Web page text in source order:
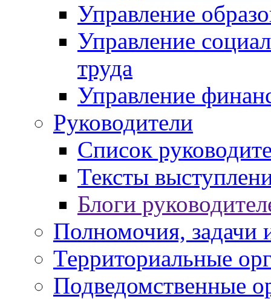
Управление
Управление
труда
Управление
Руководители
Список
Тексты
Блоги
Полномочия, задачи
Территориальные
Подведомственные